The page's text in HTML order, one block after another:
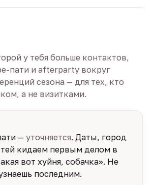
у тебя больше контактов,
пати и afterparty вокруг
сезона — для тех, кто
а не визитками.
— уточняется. Даты, город
кидаем первым делом в
вот хуйня, собачка». Не
последним.